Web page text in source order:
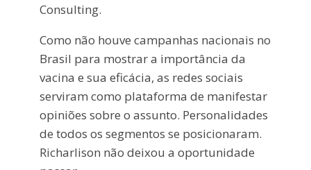
Consulting.
Como não houve campanhas nacionais no
Brasil para mostrar a importância da
vacina e sua eficácia, as redes sociais
serviram como plataforma de manifestar
opiniões sobre o assunto. Personalidades
de todos os segmentos se posicionaram.
Richarlison não deixou a oportunidade